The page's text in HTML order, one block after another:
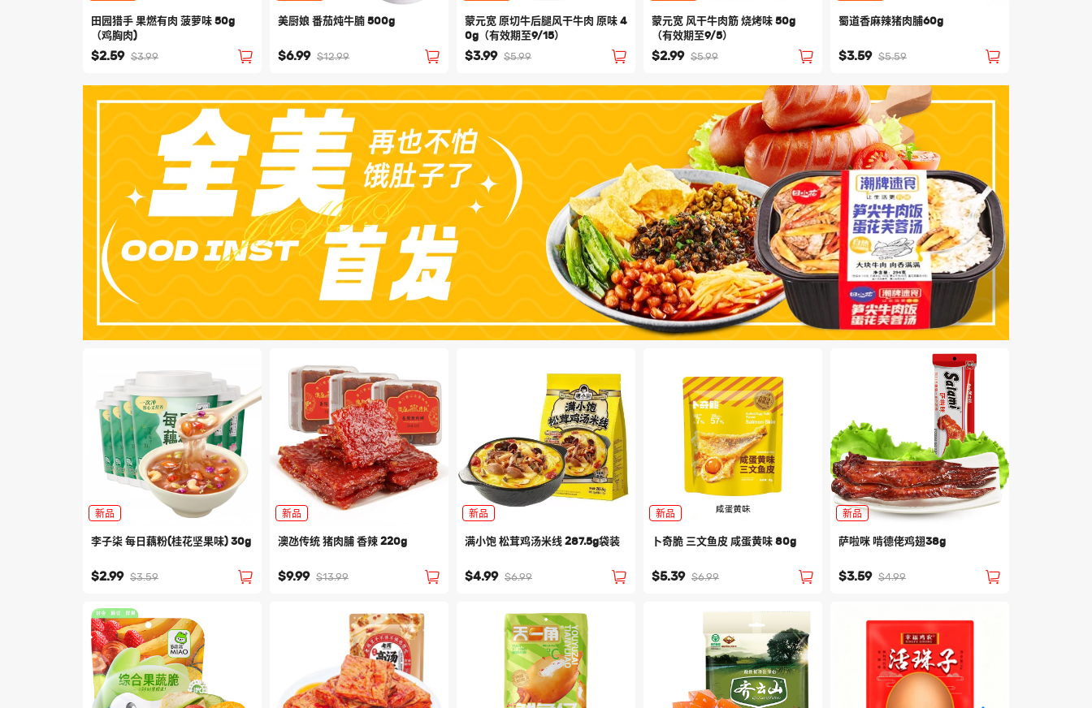
田园猎手 果燃有肉 菠萝味 50g
（鸡胸肉)
$2.59 $3.99
美厨娘 番茄炖牛腩 500g
$6.99 $12.99
蒙元宽 原切牛后腿风干牛肉 原味 4
0g（有效期至9/15）
$3.99 $5.99
蒙元宽 风干牛肉筋 烧烤味 50g
（有效期至9/5）
$2.99 $5.99
蜀道香麻辣猪肉脯60g
$3.59 $5.59
新品
李子柒 每日藕粉(桂花坚果味) 30g
$2.99 $3.59
新品
澳氹传统 猪肉脯 香辣 220g
$9.99 $13.99
新品
满小饱 松茸鸡汤米线 287.5g袋装
$4.99 $6.99
新品
卜奇脆 三文鱼皮 咸蛋黄味 80g
$5.39 $6.99
新品
萨啦咪 啃德佬鸡翅38g
$3.59 $4.99